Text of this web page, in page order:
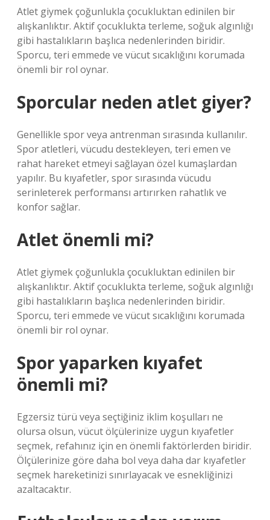
Atlet giymek çoğunlukla çocukluktan edinilen bir
alışkanlıktır. Aktif çocuklukta terleme, soğuk algınlığı
gibi hastalıkların başlıca nedenlerinden biridir.
Sporcu, teri emmede ve vücut sıcaklığını korumada
önemli bir rol oynar.
Sporcular neden atlet giyer?
Genellikle spor veya antrenman sırasında kullanılır.
Spor atletleri, vücudu destekleyen, teri emen ve
rahat hareket etmeyi sağlayan özel kumaşlardan
yapılır. Bu kıyafetler, spor sırasında vücudu
serinleterek performansı artırırken rahatlık ve
konfor sağlar.
Atlet önemli mi?
Atlet giymek çoğunlukla çocukluktan edinilen bir
alışkanlıktır. Aktif çocuklukta terleme, soğuk algınlığı
gibi hastalıkların başlıca nedenlerinden biridir.
Sporcu, teri emmede ve vücut sıcaklığını korumada
önemli bir rol oynar.
Spor yaparken kıyafet
önemli mi?
Egzersiz türü veya seçtiğiniz iklim koşulları ne
olursa olsun, vücut ölçülerinize uygun kıyafetler
seçmek, refahınız için en önemli faktörlerden biridir.
Ölçülerinize göre daha bol veya daha dar kıyafetler
seçmek hareketinizi sınırlayacak ve esnekliğinizi
azaltacaktır.